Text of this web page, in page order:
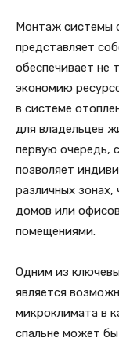
Монтаж системы
представляет
обеспечивает не
экономию
в системе
для владельцев
первую очередь,
позволяет
различных
домов или
помещениями.
Одним из
является
микроклимата в
спальне может